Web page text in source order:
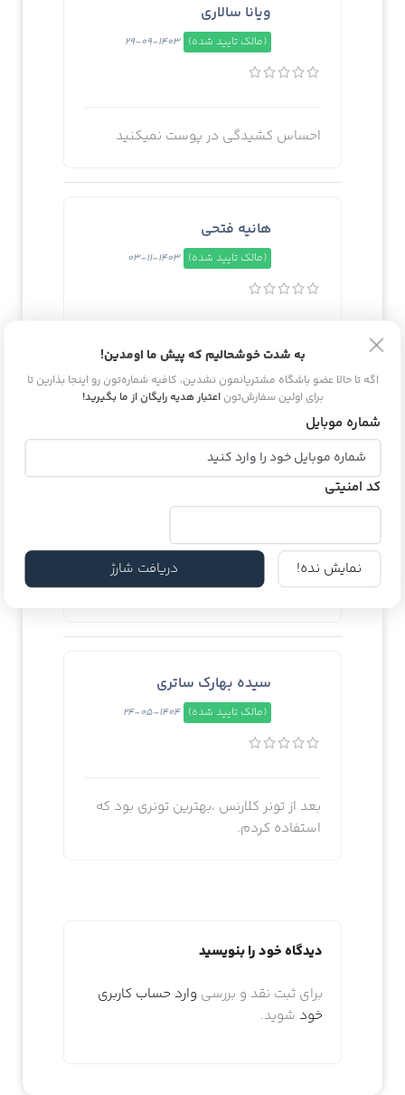
ویانا سالاری
(مالک تایید شده) 1403-09-29
احساس کشیدگی در پوست نمیکنید
هانیه فتحی
(مالک تایید شده) 1403-11-03
اولین باره دارم ازش استفاده میکنم خوبه
اصلا الکل نداره
هانیه طبرستانی
تخصصی ندارم برای امتحان خریدم
سیده بهارک ساتری
(مالک تایید شده) 1404-05-24
بعد از تونر کلارنس ،بهترین تونری بود که
استفاده کردم.
دیدگاه خود را بنویسید
برای ثبت نقد و بررسی وارد حساب کاربری
خود شوید.
به شدت خوشحالیم که پیش ما اومدین!
اگه تا حالا عضو باشگاه مشتریانمون نشدین، کافیه شماره‌تون رو اینجا بذارین تا
برای اولین سفارش‌توناعتبار هدیه رایگان از ما بگیرید!
شماره موبایل
کد امنیتی
نمایش نده! دریافت شارژ